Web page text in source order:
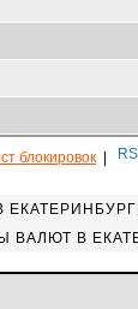
блокировок
ВАЛЮТ В